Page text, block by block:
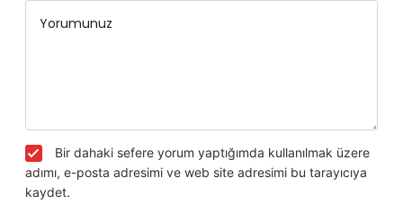
Yorumunuz
Bir dahaki sefere yorum yaptığımda kullanılmak üzere
adımı, e-posta adresimi ve web site adresimi bu tarayıcıya
kaydet.